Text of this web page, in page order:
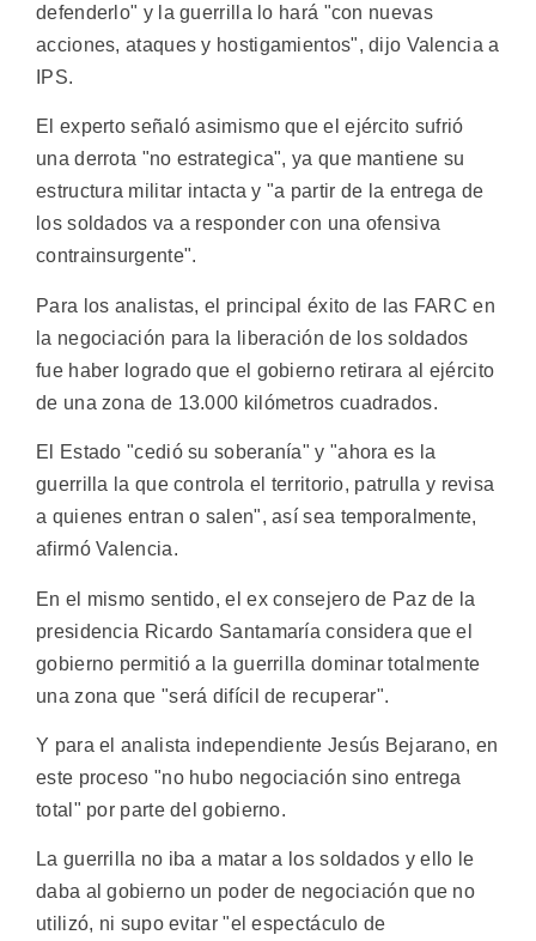
defenderlo" y la guerrilla lo hará "con nuevas
acciones, ataques y hostigamientos", dijo Valencia a
IPS.
El experto señaló asimismo que el ejército sufrió
una derrota "no estrategica", ya que mantiene su
estructura militar intacta y "a partir de la entrega de
los soldados va a responder con una ofensiva
contrainsurgente".
Para los analistas, el principal éxito de las FARC en
la negociación para la liberación de los soldados
fue haber logrado que el gobierno retirara al ejército
de una zona de 13.000 kilómetros cuadrados.
El Estado "cedió su soberanía" y "ahora es la
guerrilla la que controla el territorio, patrulla y revisa
a quienes entran o salen", así sea temporalmente,
afirmó Valencia.
En el mismo sentido, el ex consejero de Paz de la
presidencia Ricardo Santamaría considera que el
gobierno permitió a la guerrilla dominar totalmente
una zona que "será difícil de recuperar".
Y para el analista independiente Jesús Bejarano, en
este proceso "no hubo negociación sino entrega
total" por parte del gobierno.
La guerrilla no iba a matar a los soldados y ello le
daba al gobierno un poder de negociación que no
utilizó, ni supo evitar "el espectáculo de